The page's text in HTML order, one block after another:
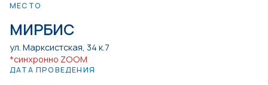
МЕСТО
МИРБИС
ул. Марксистская, 34 к.7
*синхронно ZOOM
ДАТА ПРОВЕДЕНИЯ